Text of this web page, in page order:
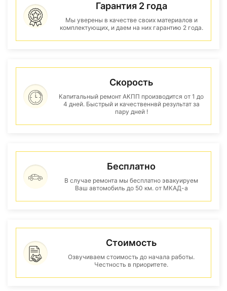
Гарантия 2 года
Мы уверены в качестве своих материалов и
комплектующих, и даем на них гарантию 2 года.
Скорость
Капитальный ремонт АКПП производится от 1 до
4 дней. Быстрый и качественнвй результат за
пару дней !
Бесплатно
В случае ремонта мы бесплатно эвакуируем
Ваш автомобиль до 50 км. от МКАД-а
Стоимость
Озвучиваем стоимость до начала работы.
Честность в приоритете.